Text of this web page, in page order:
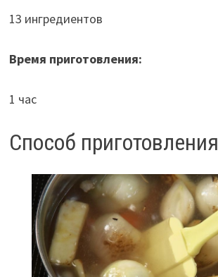
13 ингредиентов
Время приготовления:
1 час
Способ приготовления